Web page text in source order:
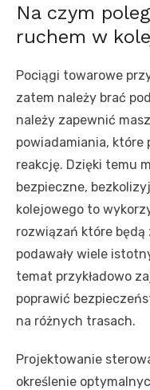
Na czym
ruchem w
Pociągi towarowe
zatem należy brać
należy zapewnić
powiadamiania, które
reakcję. Dzięki temu
bezpieczne,
kolejowego to
rozwiązań które będą
podawały wiele
temat przykładowo
poprawić
na różnych trasach.
Projektowanie
określenie